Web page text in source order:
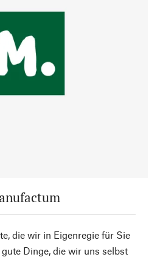
die wir in Eigenregie für Sie
Dinge, die wir uns selbst